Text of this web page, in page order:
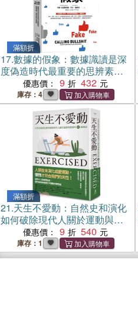
滿額折
17.數據的假象：數據識讀是深
度偽造時代最重要的思辨素
養，聰明決策不被操弄
優惠價： 9 432
庫存：4
滿額折
21.天生不愛動：自然史和演化
如何破除現代人關於運動與健
康的12個迷思
優惠價： 9 540
庫存：1